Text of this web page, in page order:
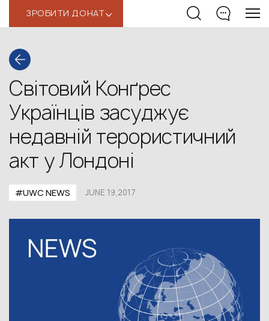
ЗРОБИТИ ДОНАТ‹
Світовий Конґрес
Українців засуджує
недавній терористичний
акт у Лондоні
#UWC NEWS JUNE 19,2017